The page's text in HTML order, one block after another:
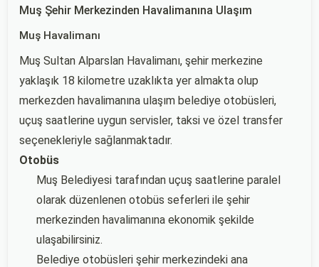
Muş Şehir Merkezinden Havalimanına Ulaşım
Muş Havalimanı
Muş Sultan Alparslan Havalimanı, şehir merkezine
yaklaşık 18 kilometre uzaklıkta yer almakta olup
merkezden havalimanına ulaşım belediye otobüsleri,
uçuş saatlerine uygun servisler, taksi ve özel transfer
seçenekleriyle sağlanmaktadır.
Otobüs
Muş Belediyesi tarafından uçuş saatlerine paralel
olarak düzenlenen otobüs seferleri ile şehir
merkezinden havalimanına ekonomik şekilde
ulaşabilirsiniz.
Belediye otobüsleri şehir merkezindeki ana